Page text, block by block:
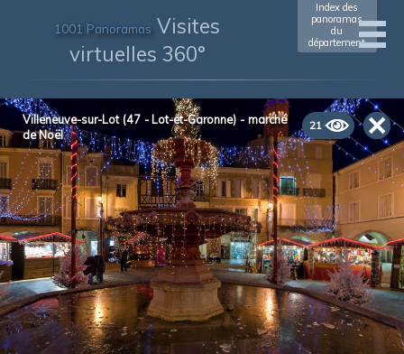
1001 Panoramas Visites
virtuelles 360°
Index des
panoramas
du
département
21
Villeneuve-sur-Lot (47 - Lot-et-Garonne) - marché
de Noël